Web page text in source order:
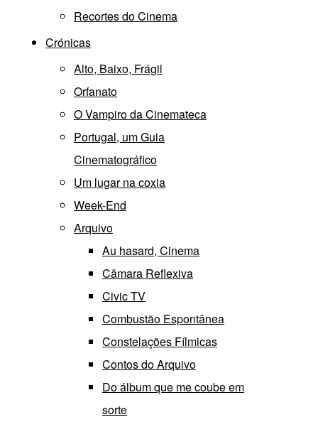
Recortes do Cinema
Crónicas
Alto, Baixo, Frágil
Orfanato
O Vampiro da Cinemateca
Portugal, um Guia
Cinematográfico
Um lugar na coxia
Week-End
Arquivo
Au hasard, Cinema
Câmara Reflexiva
Civic TV
Combustão Espontânea
Constelações Fílmicas
Contos do Arquivo
Do álbum que me coube em
sorte